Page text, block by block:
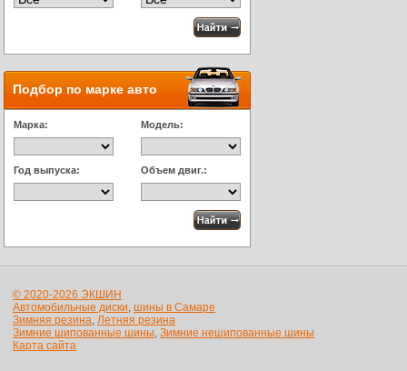
Подбор по марке авто
Марка: Модель:
Год выпуска: Объем двиг.:
© 2020-2026 ЭКШИН
Автомобильные диски, шины в Самаре
Зимняя резина, Летняя резина
Зимние шипованные шины, Зимние нешипованные шины
Карта сайта